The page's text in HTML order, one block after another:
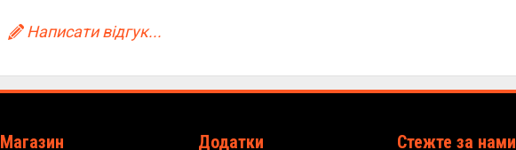
Написати відгук...
Магазин Додатки Стежте за нами